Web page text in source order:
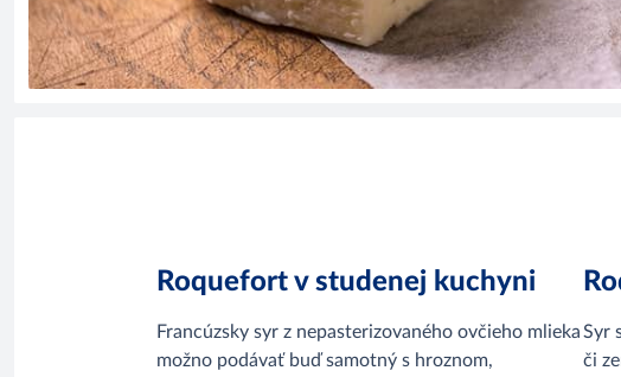
Roquefort v studenej kuchyni
Francúzsky syr z nepasterizovaného ovčieho mlieka
možno podávať buď samotný s hroznom,
Syr
či